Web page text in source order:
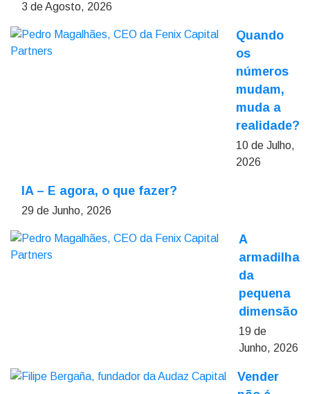
3 de Agosto, 2026
Quando
os
números
mudam,
muda a
realidade?
10 de Julho,
2026
IA – E agora, o que fazer?
29 de Junho, 2026
A
armadilha
da
pequena
dimensão
19 de
Junho, 2026
Vender